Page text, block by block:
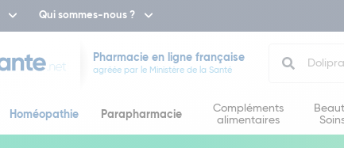
Qui sommes-nous ?
Pharmacie en ligne française
agréée par le Ministère de la Santé
Homéopathie Parapharmacie
Compléments
alimentaires